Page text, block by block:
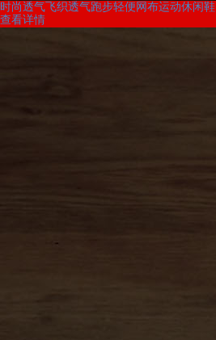
时尚透气飞织透气跑步轻便网布运动休闲鞋
查看详情